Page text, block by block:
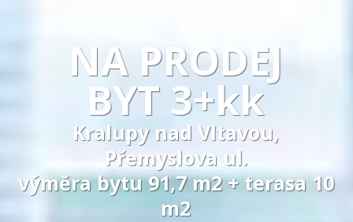
NA PRODEJ
BYT 3+kk
Kralupy nad Vltavou,
Přemyslova ul.
výměra bytu 91,7 m2 + terasa 10
m2